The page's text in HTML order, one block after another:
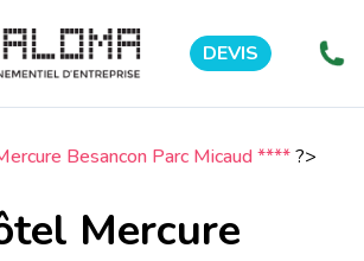
DEVIS
Besancon Parc Micaud ****?>
Mercure